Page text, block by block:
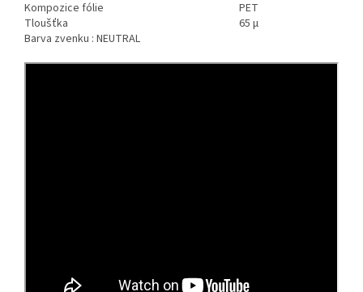
Kompozice fólie
PET
Tloušťka
65 μ
Barva zvenku : NEUTRAL